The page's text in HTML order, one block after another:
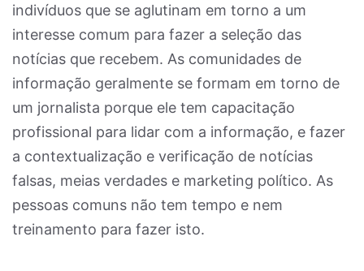
indivíduos que se aglutinam em torno a um
interesse comum para fazer a seleção das
notícias que recebem. As comunidades de
informação geralmente se formam em torno de
um jornalista porque ele tem capacitação
profissional para lidar com a informação, e fazer
a contextualização e verificação de notícias
falsas, meias verdades e marketing político. As
pessoas comuns não tem tempo e nem
treinamento para fazer isto.